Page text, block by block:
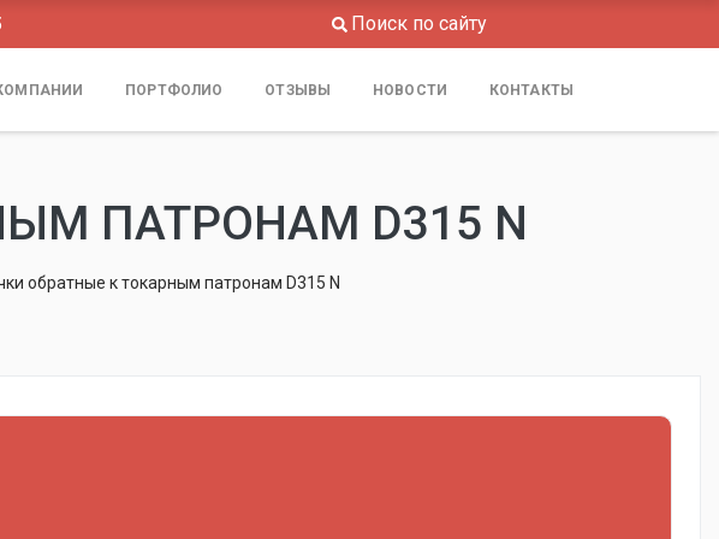
Поиск по сайту
ПОРТФОЛИО ОТЗЫВЫ НОВОСТИ КОНТАКТЫ
ПАТРОНАМ D315 N
обратные к токарным патронам D315 N